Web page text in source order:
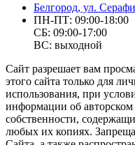
Белгород, ул.
ПН-ПТ: 09:00-18:00
СБ: 09:00-17:00
ВС: выходной
Сайт разрешает вам
этого сайта только для
использования, при
информации об
собственности,
любых их копиях.